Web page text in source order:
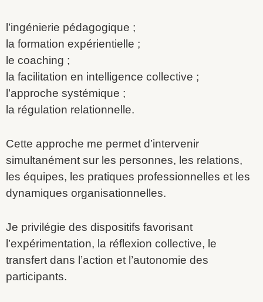
l’ingénierie pédagogique ;
la formation expérientielle ;
le coaching ;
la facilitation en intelligence collective ;
l’approche systémique ;
la régulation relationnelle.
Cette approche me permet d’intervenir
simultanément sur les personnes, les relations,
les équipes, les pratiques professionnelles et les
dynamiques organisationnelles.
Je privilégie des dispositifs favorisant
l’expérimentation, la réflexion collective, le
transfert dans l’action et l’autonomie des
participants.